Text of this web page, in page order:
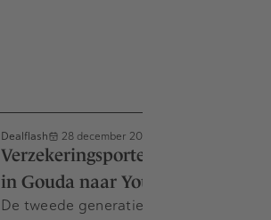
Dealflash 28 december 2023
Verzekeringsportefeuille VOOGT
in Gouda naar YouSure
De tweede generatie van de familie